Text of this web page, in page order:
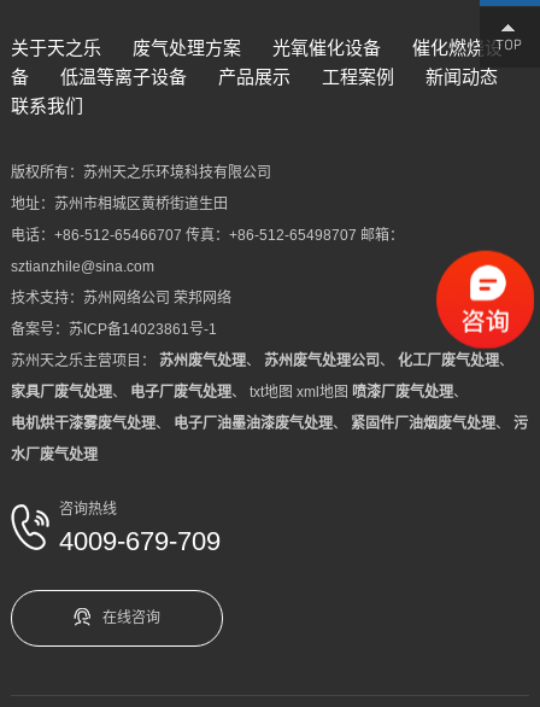
案
设
备
烧
设
等
离
设
品
展
工
程
例
新
动
态
系
我
关于天之乐 废气处理方案 光氧催化设备
催化燃烧设
备
低温等离子设备 产品展示 工程案例
新闻动态
联系我们
版权所有：苏州天之乐环境科技有限公司
地址：苏州市相城区黄桥街道生田
电话：+86-512-65466707 传真：+86-512-65498707 邮箱：
sztianzhile@sina.com
技术支持： 苏州网络公司 荣邦网络
备案号： 苏ICP备14023861号-1
苏州天之乐主营项目： 苏州废气处理、 苏州废气处理公司 、 化工厂废气处理、
家具厂废气处理、 电子厂废气处理、 txt地图 xml地图 喷漆厂废气处理、
电机烘干漆雾废气处理、 电子厂油墨油漆废气处理、 紧固件厂油烟废气处理、 污
水厂废气处理
咨询热线
4009-679-709
在线咨询
4009-